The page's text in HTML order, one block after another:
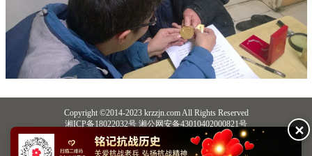
Copyright ©2014-2023 krzzjn.com All Rights Reserved
湘ICP备18022032号 湘公网安备43010402000821号
中央网信办违法和不良信息举报中心
长沙市互联网违法和不良信息举报中心
不良信息举报电话：0731-85531328 19198230121（微信同号）
✕